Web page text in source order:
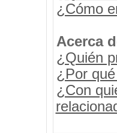
¿Cómo
Acerca
¿Quién
¿Por
¿Con